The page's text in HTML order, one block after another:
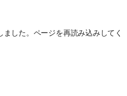
した。ページを再読み込みしてく